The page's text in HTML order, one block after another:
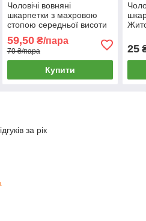
Чоловічі вовняні
шкарпетки з махровою
стопою середньої висоти
Корона
59,50₴/пара
70 ₴/пара
Купити
25
за рік